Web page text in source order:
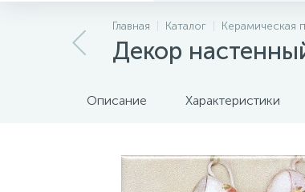
Главная Каталог Керамическая
Декор
Описание Характеристики